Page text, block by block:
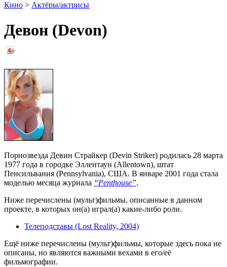
Кино > Актёры/актрисы
Девон (Devon)
Порнозвезда Девин Страйкер (Devin Striker) родилась 28 марта
1977 года в городке Эллентаун (Allentown), штат
Пенсильвания (Pennsylvania), США. В январе 2001 года стала
моделью месяца журнала “Penthouse”.
Ниже перечислены (мульт)фильмы, описанные в данном
проекте, в которых он(а) играл(а) какие-либо роли.
Телеподставы (Lost Reality, 2004)
Ещё ниже перечислены (мульт)фильмы, которые здесь пока не
описаны, но являются важными вехами в его/её
фильмографии.